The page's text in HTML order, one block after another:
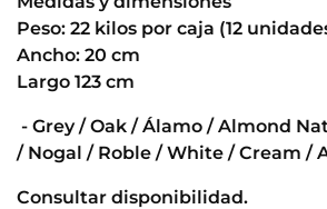
Peso: 22 kilos por caja (12
Ancho: 20 cm
Largo 123 cm
- Grey / Oak / Álamo / Almond
/ Nogal / Roble / White / Cream /
Consultar disponibilidad.